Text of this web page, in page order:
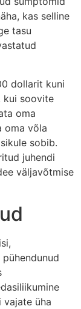
kas selline
tasu
dollarit kuni
kui soovite
oma
oma võla
sobib.
juhendi
väljavõtmise
vajate üha